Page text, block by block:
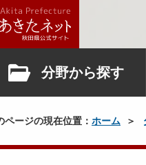
分野から探す
ページの現在位置： ホーム